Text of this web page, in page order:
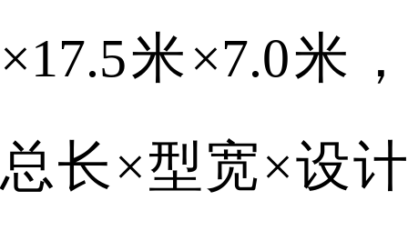
×17.5米×7.0米，
总长×型宽×设计